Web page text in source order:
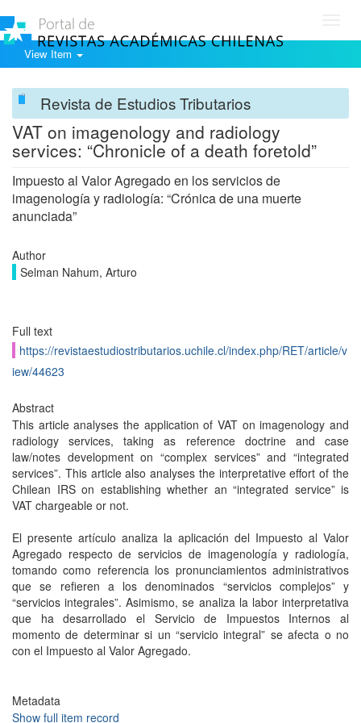
View Item
Revista de Estudios Tributarios
VAT on imagenology and radiology
services: “Chronicle of a death foretold”
Impuesto al Valor Agregado en los servicios de
imagenología y radiología: “Crónica de una muerte
anunciada”
Author
Selman Nahum, Arturo
Full text
https://revistaestudiostributarios.uchile.cl/index.php/RET/article/v
iew/44623
Abstract
This article analyses the application of VAT on imagenology and
radiology services, taking as reference doctrine and case
law/notes development on “complex services” and “integrated
services”. This article also analyses the interpretative effort of the
Chilean IRS on establishing whether an “integrated service” is
VAT chargeable or not.
El presente artículo analiza la aplicación del Impuesto al Valor
Agregado respecto de servicios de imagenología y radiología,
tomando como referencia los pronunciamientos administrativos
que se refieren a los denominados “servicios complejos” y
“servicios integrales”. Asimismo, se analiza la labor interpretativa
que ha desarrollado el Servicio de Impuestos Internos al
momento de determinar si un “servicio integral” se afecta o no
con el Impuesto al Valor Agregado.
Metadata
Show full item record